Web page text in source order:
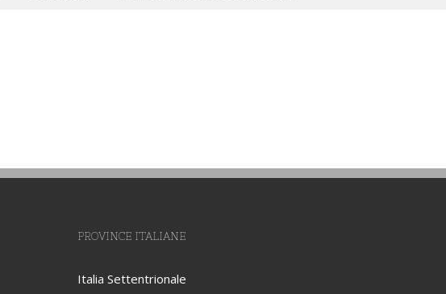
PROVINCE ITALIANE
Italia Settentrionale